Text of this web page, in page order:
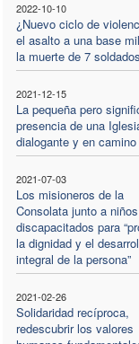
2022-10-10
¿Nuevo ciclo de
el asalto a una base
la muerte de 7 soldados
2021-12-15
La pequeña pero
presencia de una
dialogante y en camino
2021-07-03
Los misioneros de la
Consolata junto a niños
discapacitados para
la dignidad y el
integral de la persona”
2021-02-26
Solidaridad recíproca,
redescubrir los valores